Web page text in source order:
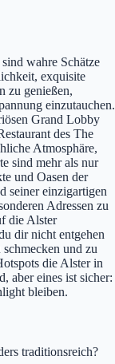
wahre Schätze
exquisite
zu genießen,
einzutauchen.
Grand Lobby
des The
Atmosphäre,
sind mehr als nur
und Oasen der
seiner einzigartigen
Adressen zu
die Alster
dir nicht entgehen
und zu
die Alster in
aber eines ist sicher:
bleiben.
traditionsreich?